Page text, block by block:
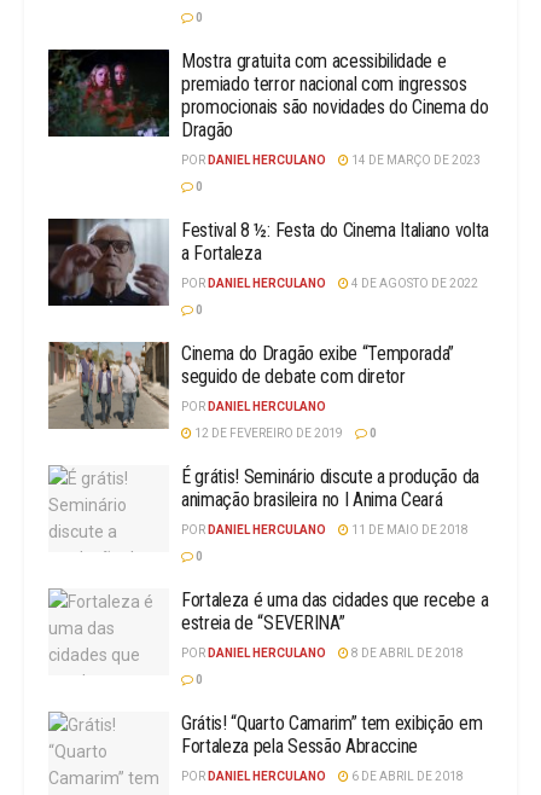
0
Mostra gratuita com acessibilidade e
premiado terror nacional com ingressos
promocionais são novidades do Cinema do
Dragão
POR DANIEL HERCULANO
14 DE MARÇO DE 2023
0
Festival 8 ½: Festa do Cinema Italiano volta
a Fortaleza
POR DANIEL HERCULANO
4 DE AGOSTO DE 2022
0
Cinema do Dragão exibe “Temporada”
seguido de debate com diretor
POR DANIEL HERCULANO
12 DE FEVEREIRO DE 2019
0
É grátis! Seminário discute a produção da
animação brasileira no I Anima Ceará
POR DANIEL HERCULANO
11 DE MAIO DE 2018
0
Fortaleza é uma das cidades que recebe a
estreia de “SEVERINA”
POR DANIEL HERCULANO
8 DE ABRIL DE 2018
0
Grátis! “Quarto Camarim” tem exibição em
Fortaleza pela Sessão Abraccine
POR DANIEL HERCULANO
6 DE ABRIL DE 2018